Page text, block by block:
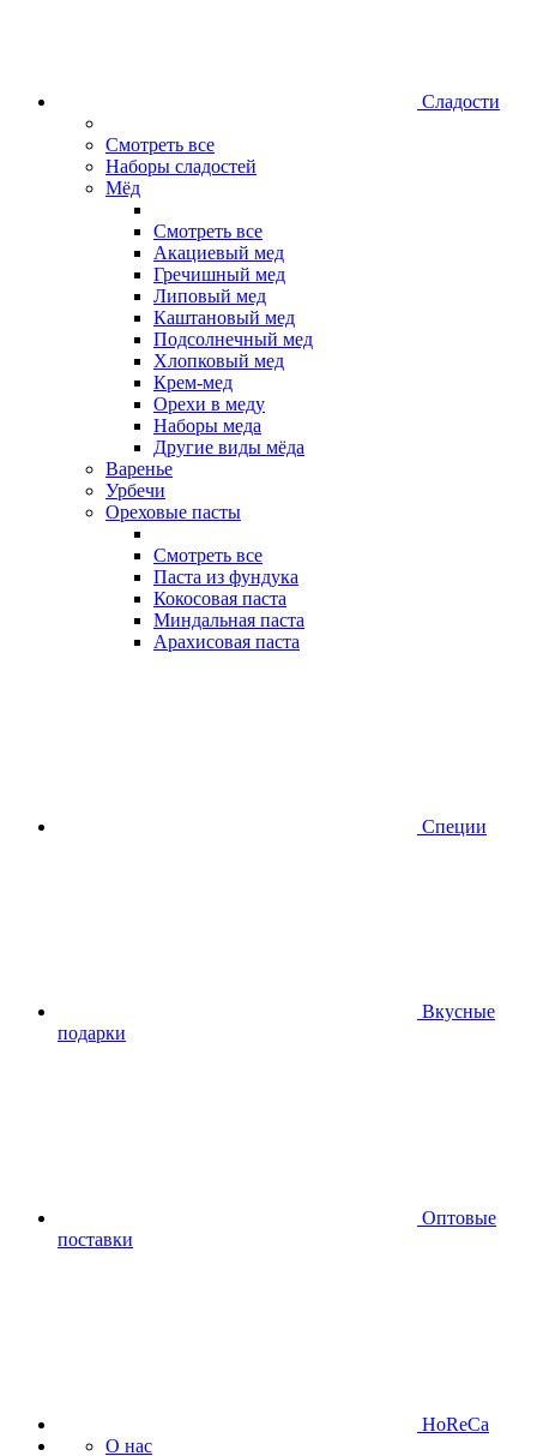
Сладости
Смотреть все
Наборы сладостей
Мёд
Смотреть все
Акациевый мед
Гречишный мед
Липовый мед
Каштановый мед
Подсолнечный мед
Хлопковый мед
Крем-мед
Орехи в меду
Наборы меда
Другие виды мёда
Варенье
Урбечи
Ореховые пасты
Смотреть все
Паста из фундука
Кокосовая паста
Миндальная паста
Арахисовая паста
Специи
Вкусные
подарки
Оптовые
поставки
HoReCa
О нас